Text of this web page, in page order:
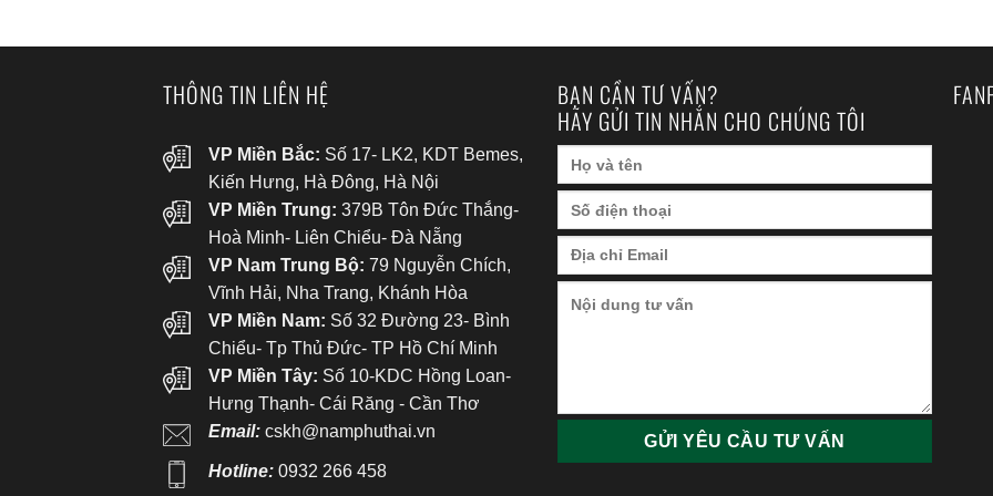
THÔNG TIN LIÊN HỆ
VP Miền Bắc: Số 17- LK2, KDT Bemes,
Kiến Hưng, Hà Đông, Hà Nội
VP Miền Trung: 379B Tôn Đức Thắng-
Hoà Minh- Liên Chiểu- Đà Nẵng
VP Nam Trung Bộ: 79 Nguyễn Chích,
Vĩnh Hải, Nha Trang, Khánh Hòa
VP Miền Nam: Số 32 Đường 23- Bình
Chiểu- Tp Thủ Đức- TP Hồ Chí Minh
VP Miền Tây: Số 10-KDC Hồng Loan-
Hưng Thạnh- Cái Răng - Cần Thơ
Email: cskh@namphuthai.vn
Hotline: 0932 266 458
BẠN CẦN TƯ VẤN?
HÃY GỬI TIN NHẮN CHO CHÚNG TÔI